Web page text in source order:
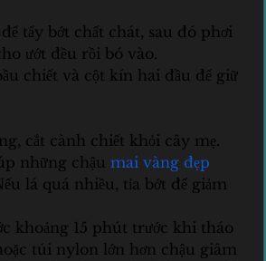
tẩy bớt chất chát, sau đó phơi
ướt đều rồi bó vào.
chiết và cột kín hai đầu để giữ
cắt cành chiết khỏi cây mẹ.
những chậu mai vàng đẹp
lá quá nhiều, tỉa bớt để giảm
khoảng 15 phút trước khi tháo
túi nylon lớn hơn chậu giâm